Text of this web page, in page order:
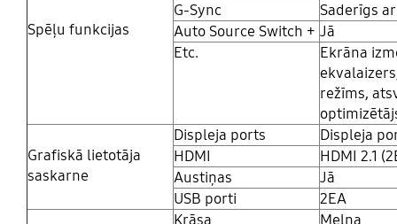
Spēļu funkcijas
G-Sync
Saderīgs
Auto Source Switch + Jā
Etc.
Ekrāna
režīms,
Grafiskā lietotāja
saskarne
Displeja ports
Displeja
HDMI
HDMI 2.1
Austiņas
Jā
USB porti
2EA
Krāsa
Melna